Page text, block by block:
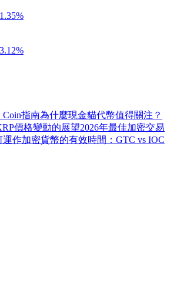
長期收益
%
%
Coin指南為什麼現金貓代幣值得關注？
價格變動的展望2026年最佳加密交易
運作加密貨幣的有效時間：GTC vs IOC